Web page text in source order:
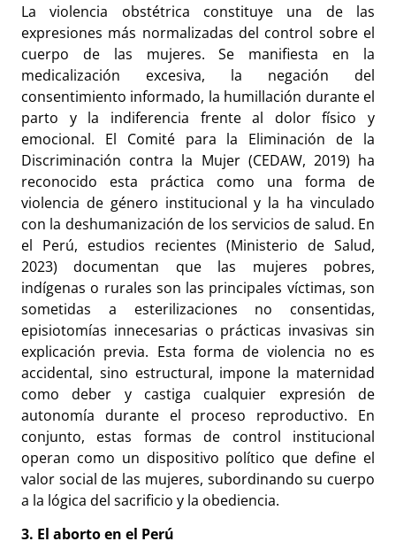
La violencia obstétrica constituye una de las
expresiones más normalizadas del control sobre el
cuerpo de las mujeres. Se manifiesta en la
medicalización excesiva, la negación del
consentimiento informado, la humillación durante el
parto y la indiferencia frente al dolor físico y
emocional. El Comité para la Eliminación de la
Discriminación contra la Mujer (CEDAW, 2019) ha
reconocido esta práctica como una forma de
violencia de género institucional y la ha vinculado
con la deshumanización de los servicios de salud. En
el Perú, estudios recientes (Ministerio de Salud,
2023) documentan que las mujeres pobres,
indígenas o rurales son las principales víctimas, son
sometidas a esterilizaciones no consentidas,
episiotomías innecesarias o prácticas invasivas sin
explicación previa. Esta forma de violencia no es
accidental, sino estructural, impone la maternidad
como deber y castiga cualquier expresión de
autonomía durante el proceso reproductivo. En
conjunto, estas formas de control institucional
operan como un dispositivo político que define el
valor social de las mujeres, subordinando su cuerpo
a la lógica del sacrificio y la obediencia.
3. El aborto en el Perú